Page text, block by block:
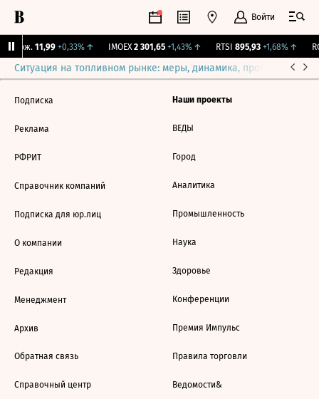
Войти
Бирж. 11,99 +0,33%↑ IMOEX 2 301,65 +1,43%↑ RTSI 895,93 +1,68%↑
Ситуация на топливном рынке: меры, динамика, прогнозы
Подписка
Реклама
РФРИТ
Справочник компаний
Подписка для юр.лиц
О компании
Редакция
Менеджмент
Архив
Обратная связь
Справочный центр
Наши проекты
ВЕДЫ
Город
Аналитика
Промышленность
Наука
Здоровье
Конференции
Премия Импульс
Правила торговли
Ведомости&